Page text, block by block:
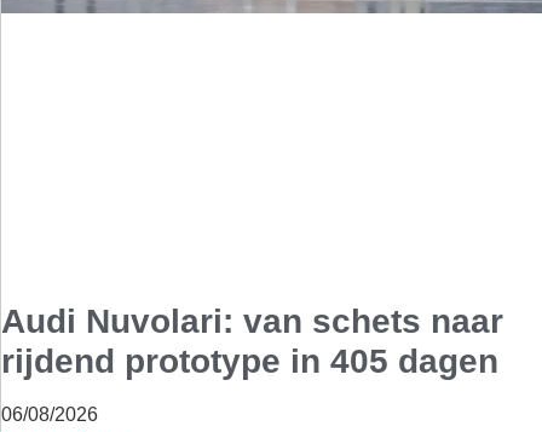
Audi Nuvolari: van schets naar
rijdend prototype in 405 dagen
06/08/2026